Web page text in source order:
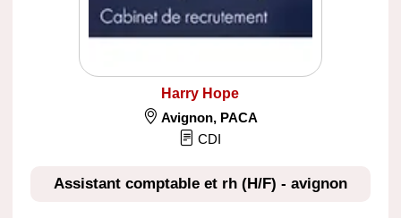
Harry Hope
Avignon, PACA
CDI
Assistant comptable et rh (H/F) - avignon